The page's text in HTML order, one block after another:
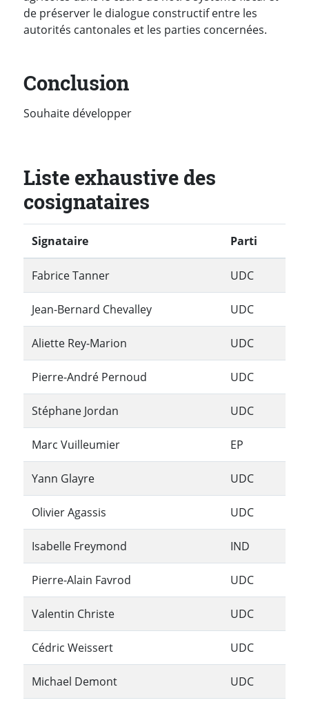
de préserver le dialogue constructif entre les
autorités cantonales et les parties concernées.
Conclusion
Souhaite développer
Liste exhaustive des
cosignataires
Signataire Parti
Fabrice Tanner UDC
Jean-Bernard Chevalley UDC
Aliette Rey-Marion UDC
Pierre-André Pernoud UDC
Stéphane Jordan UDC
Marc Vuilleumier EP
Yann Glayre UDC
Olivier Agassis UDC
Isabelle Freymond IND
Pierre-Alain Favrod UDC
Valentin Christe UDC
Cédric Weissert UDC
Michael Demont UDC